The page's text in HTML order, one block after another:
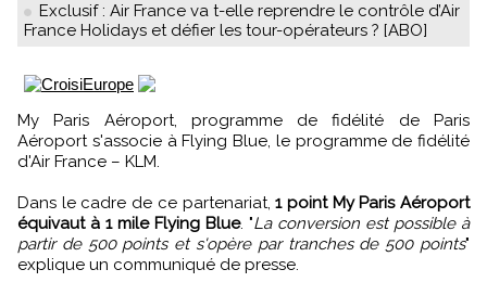
Exclusif : Air France va t-elle reprendre le contrôle d’Air
France Holidays et défier les tour-opérateurs ? [ABO]
My Paris Aéroport, programme de fidélité de Paris
Aéroport s'associe à Flying Blue, le programme de fidélité
d'Air France – KLM.
Dans le cadre de ce partenariat, 1 point My Paris Aéroport
équivaut à 1 mile Flying Blue. "La conversion est possible à
partir de 500 points et s'opère par tranches de 500 points"
explique un communiqué de presse.